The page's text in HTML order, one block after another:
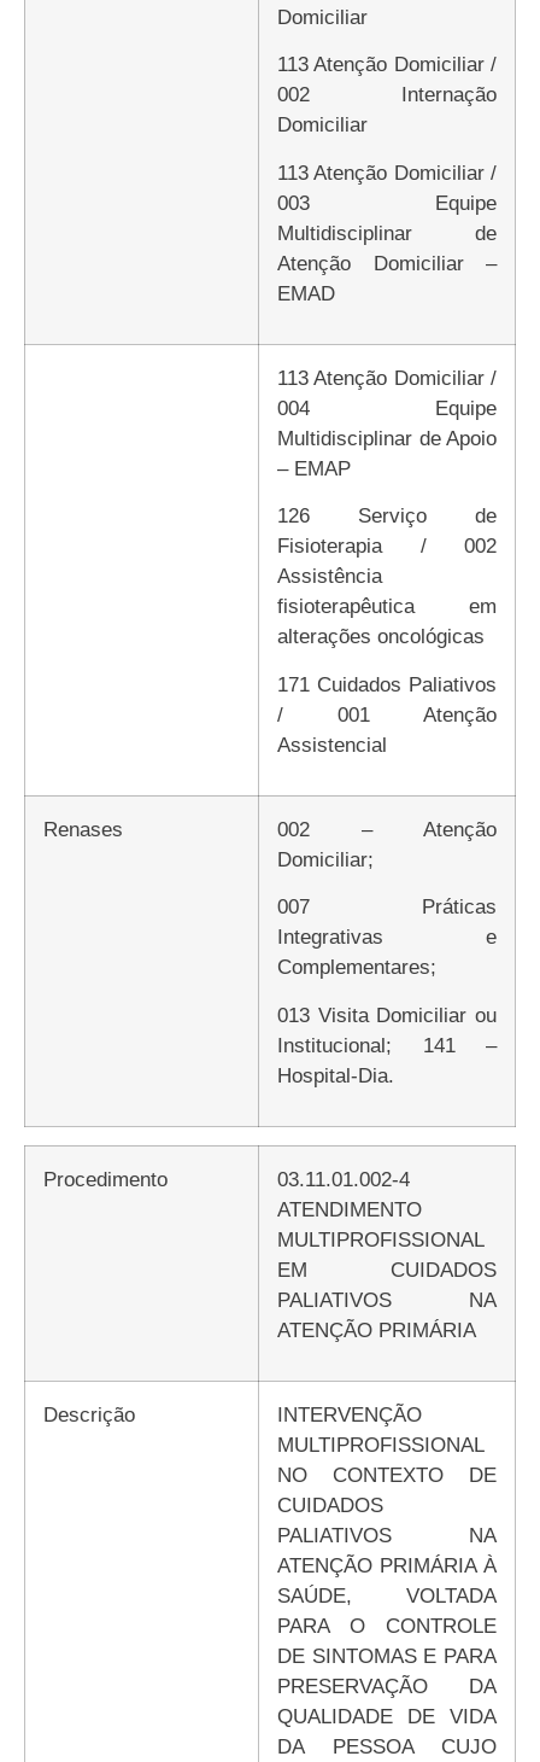
Domiciliar
113 Atenção Domiciliar /
002 Internação
Domiciliar
113 Atenção Domiciliar /
003 Equipe
Multidisciplinar de
Atenção Domiciliar –
EMAD
113 Atenção Domiciliar /
004 Equipe
Multidisciplinar de Apoio
– EMAP
126 Serviço de
Fisioterapia / 002
Assistência
fisioterapêutica em
alterações oncológicas
171 Cuidados Paliativos
/ 001 Atenção
Assistencial
Renases
002 – Atenção
Domiciliar;
007 Práticas
Integrativas e
Complementares;
013 Visita Domiciliar ou
Institucional; 141 –
Hospital-Dia.
Procedimento
03.11.01.002-4
ATENDIMENTO
MULTIPROFISSIONAL
EM CUIDADOS
PALIATIVOS NA
ATENÇÃO PRIMÁRIA
Descrição
INTERVENÇÃO
MULTIPROFISSIONAL
NO CONTEXTO DE
CUIDADOS
PALIATIVOS NA
ATENÇÃO PRIMÁRIA À
SAÚDE, VOLTADA
PARA O CONTROLE
DE SINTOMAS E PARA
PRESERVAÇÃO DA
QUALIDADE DE VIDA
DA PESSOA CUJO